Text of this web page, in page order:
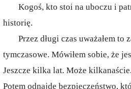
Kogoś, kto stoi na uboczu i
historię.
Przez długi czas uważałem to
tymczasowe. Mówiłem sobie, że
Jeszcze kilka lat. Może
Potem odnajdę bezpieczeństwo,